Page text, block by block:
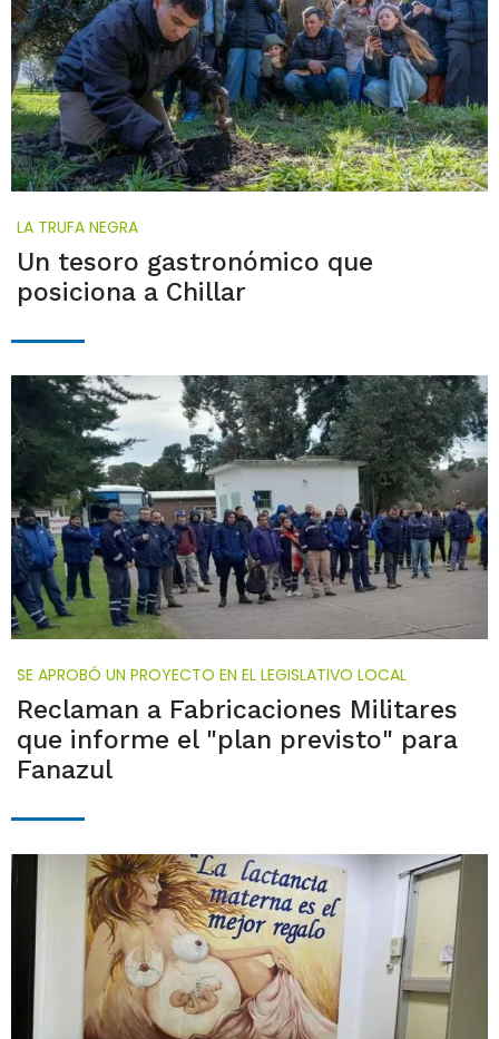
LA TRUFA NEGRA
Un tesoro gastronómico que
posiciona a Chillar
SE APROBÓ UN PROYECTO EN EL LEGISLATIVO LOCAL
Reclaman a Fabricaciones Militares
que informe el "plan previsto" para
Fanazul